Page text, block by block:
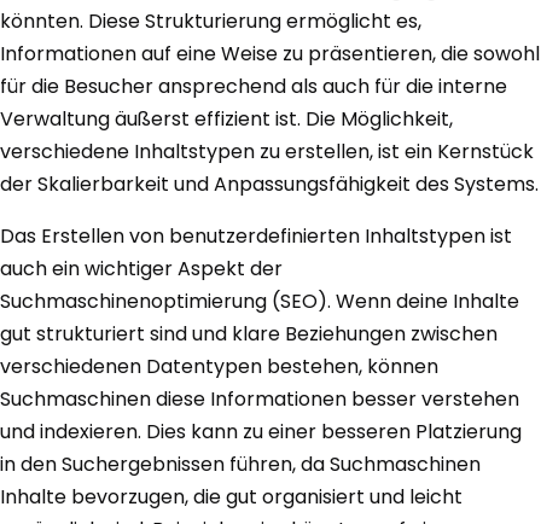
könnten. Diese Strukturierung ermöglicht es,
Informationen auf eine Weise zu präsentieren, die sowohl
für die Besucher ansprechend als auch für die interne
Verwaltung äußerst effizient ist. Die Möglichkeit,
verschiedene Inhaltstypen zu erstellen, ist ein Kernstück
der Skalierbarkeit und Anpassungsfähigkeit des Systems.
Das Erstellen von benutzerdefinierten Inhaltstypen ist
auch ein wichtiger Aspekt der
Suchmaschinenoptimierung (SEO). Wenn deine Inhalte
gut strukturiert sind und klare Beziehungen zwischen
verschiedenen Datentypen bestehen, können
Suchmaschinen diese Informationen besser verstehen
und indexieren. Dies kann zu einer besseren Platzierung
in den Suchergebnissen führen, da Suchmaschinen
Inhalte bevorzugen, die gut organisiert und leicht